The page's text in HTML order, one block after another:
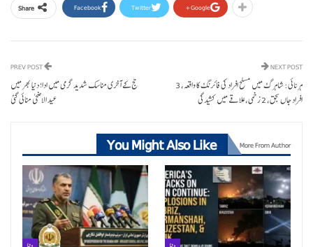
Share Facebook Twitter Google+
حج کے آخری مناسک شدید گرمی میں ادا؛ دنیا بھر میں
عید الاضحیٰ منائی گئی
NEXT POST
ہرنائی: شاہرگ میں مسلح افراد کی فائرنگ کا واقعہ، 3
افراد جاں بحق، 2 زخمی، علاقے میں کشیدگی
You Might Also Like More From Author